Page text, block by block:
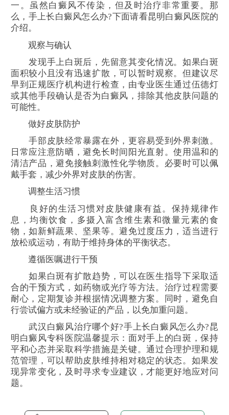
一。虽然白癜风不传染，但及时治疗非常重要。那
么，手上长白癜风怎么办?下面请看昆明白癜风医院的
介绍。
观察与确认
发现手上白斑后，先留意其变化情况。如果白斑
面积较小且没有迅速扩散，可以暂时观察。但建议尽
早到正规医疗机构进行检查，由专业医生通过伍德灯
或其他手段确认是否为白癜风，排除其他皮肤问题的
可能性。
做好皮肤防护
手部皮肤经常暴露在外，更容易受到外界刺激。
日常应注意防晒，避免长时间阳光直射。使用温和的
清洁产品，避免接触刺激性化学物质。必要时可以佩
戴手套，减少外界对皮肤的伤害。
调整生活习惯
良好的生活习惯对皮肤健康有益。保持规律作
息，均衡饮食，多摄入富含维生素和微量元素的食
物，如新鲜蔬果、坚果等。避免过度压力，适当进行
放松或运动，有助于维持身体的平衡状态。
遵循医嘱进行干预
如果白斑有扩散趋势，可以在医生指导下采取适
合的干预方式，如药物或光疗等方法。治疗过程需要
耐心，定期复诊并根据情况调整方案。同时，避免自
行尝试偏方或未经验证的产品，以免加重问题。
武汉白癜风治疗哪个好?手上长白癜风怎么办?昆
明白癜风专科医院温馨提示：面对手上的白斑，保持
平和心态并采取科学措施是关键。通过合理护理和规
范管理，可以帮助皮肤维持相对稳定的状态。如果发
现异常变化，及时寻求专业建议，才能更好地应对问
题。